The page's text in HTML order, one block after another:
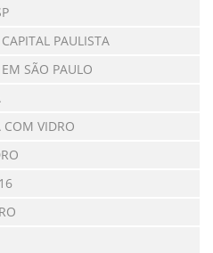
PAULISTA
SÃO PAULO
COM VIDRO